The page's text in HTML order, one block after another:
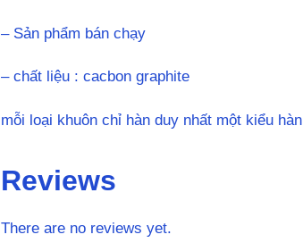
– Sản phẩm bán chạy
– chất liệu : cacbon graphite
mỗi loại khuôn chỉ hàn duy nhất một kiểu hàn
Reviews
There are no reviews yet.